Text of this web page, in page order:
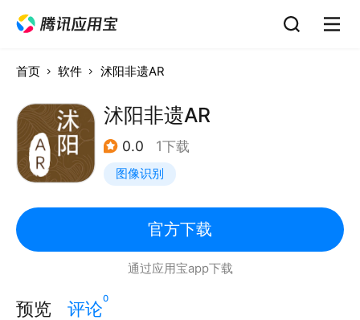
首页 软件 沭阳非遗AR
沭阳非遗AR
0.0 1下载
图像识别
官方下载
通过应用宝app下载
预览 评论0